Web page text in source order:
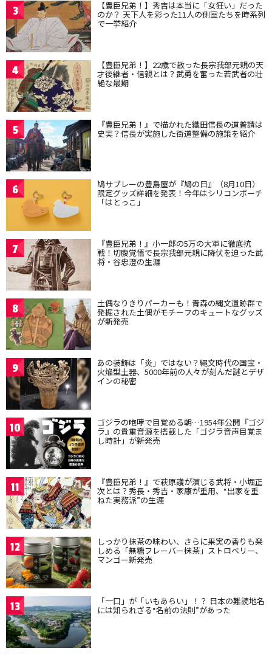
3 【豊臣兄弟！】秀吉は本当に「女狂い」だった
のか？ 天下人を彩った11人の側室たちを時系列
で一挙紹介
4 【豊臣兄弟！】22歳で散った長宗我部元親の天
才後継者・信親とは？武勇を奮った若武者の壮
絶な最期
5 『豊臣兄弟！』で描かれた織田信長の道普請は
史実？信長が実施した街道整備の施策を紹介
6 鳩サブレーの豊島屋が『鳩の日』（8月10日）
限定グッズ詳細を発表！今年はシリコンポーチ
「はとっこ」
7 『豊臣兄弟！』小一郎の5万の大軍に徹底抗
戦！切腹覚悟で長宗我部元親に降伏を迫った武
将・谷忠澄の生涯
8 土偶なりきりパーカーも！青森の縄文遺跡群で
発掘された土偶がモチーフのキュートなグッズ
が新発売
9 あの装飾は「炎」ではない？縄文時代の国宝・
火焔型土器、5000年前の人々が刻んだ謎とデザ
インの秘密
10 ゴジラの咆哮で目覚める朝…1954年公開『ゴジ
ラ』の貴重音源を搭載した「ゴジラ音声目覚ま
し時計」が新発売
11 『豊臣兄弟！』で萩原護が演じる武将・小堀正
次とは？秀長・秀吉・家康が重用、“出家を重
ねた実務派”の生涯
12 しっかり抹茶の味わい、さらに果実の香りも楽
しめる「無糖フレーバー抹茶」ストロベリー、
マンゴー新発売
13 「一口」が「いもあらい」！？ 日本の難読地名
には知られざる“名前の法則”があった